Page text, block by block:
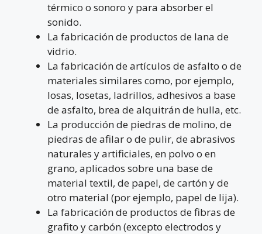
térmico o sonoro y para absorber el
sonido.
La fabricación de productos de lana de
vidrio.
La fabricación de artículos de asfalto o de
materiales similares como, por ejemplo,
losas, losetas, ladrillos, adhesivos a base
de asfalto, brea de alquitrán de hulla, etc.
La producción de piedras de molino, de
piedras de afilar o de pulir, de abrasivos
naturales y artificiales, en polvo o en
grano, aplicados sobre una base de
material textil, de papel, de cartón y de
otro material (por ejemplo, papel de lija).
La fabricación de productos de fibras de
grafito y carbón (excepto electrodos y